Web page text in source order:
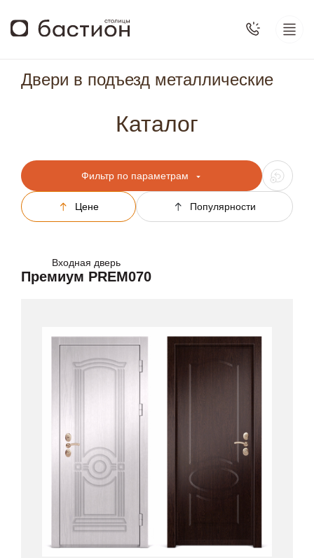
Двери в подъезд металлические
Каталог
Фильтр по параметрам
Цене Популярности
Входная дверь
Премиум PREM070